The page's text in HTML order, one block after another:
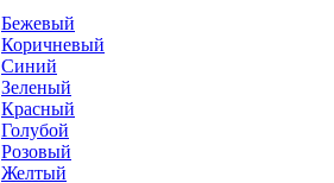
Бежевый
Коричневый
Синий
Зеленый
Красный
Голубой
Розовый
Желтый